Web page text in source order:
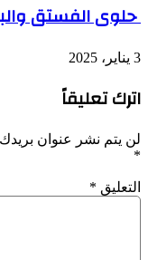
حلوى الفستق
3 يناير، 2025
اترك تعليقاً
لن يتم نشر عنوان بريدك
*
التعليق *